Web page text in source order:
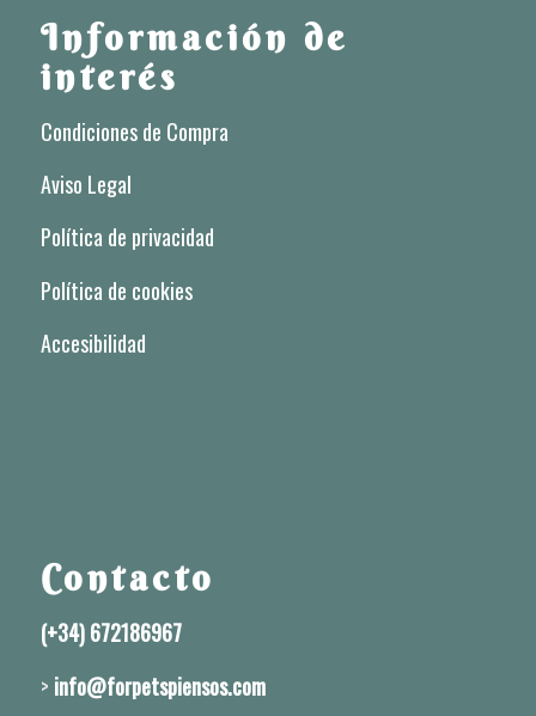
Información de
interés
Condiciones de Compra
Aviso Legal
Política de privacidad
Política de cookies
Accesibilidad
Contacto
(+34) 672186967
> info@forpetspiensos.com